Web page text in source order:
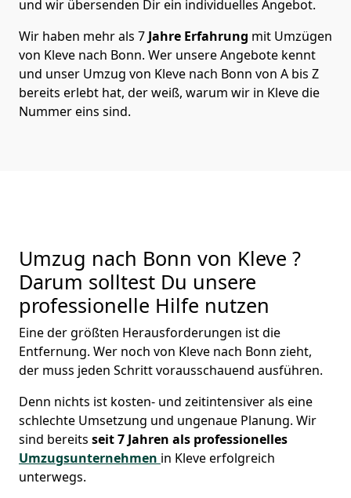
und wir übersenden Dir ein individuelles Angebot.
Wir haben mehr als 7 Jahre Erfahrung mit Umzügen
von Kleve nach Bonn. Wer unsere Angebote kennt
und unser Umzug von Kleve nach Bonn von A bis Z
bereits erlebt hat, der weiß, warum wir in Kleve die
Nummer eins sind.
Umzug nach Bonn von Kleve ?
Darum solltest Du unsere
professionelle Hilfe nutzen
Eine der größten Herausforderungen ist die
Entfernung. Wer noch von Kleve nach Bonn zieht,
der muss jeden Schritt vorausschauend ausführen.
Denn nichts ist kosten- und zeitintensiver als eine
schlechte Umsetzung und ungenaue Planung. Wir
sind bereits seit 7 Jahren als professionelles
Umzugsunternehmen in Kleve erfolgreich
unterwegs.